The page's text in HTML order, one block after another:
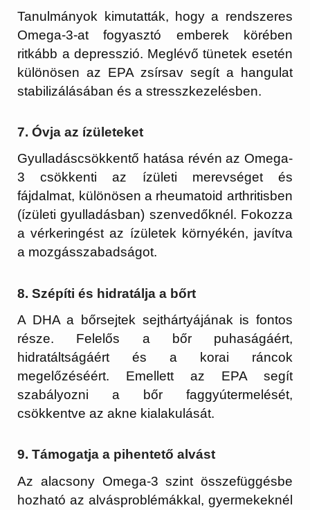
Tanulmányok kimutatták, hogy a rendszeres
Omega-3-at fogyasztó emberek körében
ritkább a depresszió. Meglévő tünetek esetén
különösen az EPA zsírsav segít a hangulat
stabilizálásában és a stresszkezelésben.
7. Óvja az ízületeket
Gyulladáscsökkentő hatása révén az Omega-
3 csökkenti az ízületi merevséget és
fájdalmat, különösen a rheumatoid arthritisben
(ízületi gyulladásban) szenvedőknél. Fokozza
a vérkeringést az ízületek környékén, javítva
a mozgásszabadságot.
8. Szépíti és hidratálja a bőrt
A DHA a bőrsejtek sejthártyájának is fontos
része. Felelős a bőr puhaságáért,
hidratáltságáért és a korai ráncok
megelőzéséért. Emellett az EPA segít
szabályozni a bőr faggyútermelését,
csökkentve az akne kialakulását.
9. Támogatja a pihentető alvást
Az alacsony Omega-3 szint összefüggésbe
hozható az alvásproblémákkal, gyermekeknél